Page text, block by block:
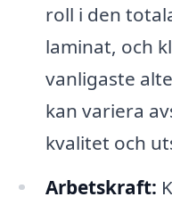
roll i den
laminat, och
vanligaste
kan variera
kvalitet och
Arbetskraft: